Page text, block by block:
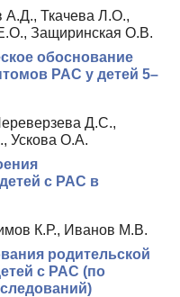
А.Д., Ткачева Л.О.,
Защиринская О.В.
обоснование
РАС у детей 5–
Д.С.,
Ускова О.А.
с РАС в
К.Р., Иванов М.В.
родительской
с РАС (по